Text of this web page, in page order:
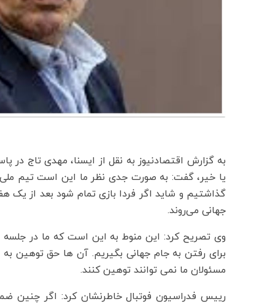
به گزارش اقتصادنیوز به نقل از ایسنا، مهدی تاج در
یا خیر، گفت: به صورت جدی نظر ما این است تیم ملی
گذاشتیم و شاید اگر فردا بازی تمام شود بعد از یک
جهانی می‌روند.
وی تصریح کرد: این منوط به این است که ما در جلسه
برای رفتن به جام جهانی بگیریم. آن ها حق توهین
مسئولان ما نمی توانند توهین کنند.
رییس فدراسیون فوتبال خاطرنشان کرد: اگر چنین